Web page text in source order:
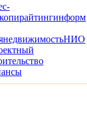
копирайтингинформ
недвижимостьНИО